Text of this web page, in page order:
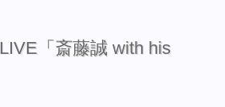
「斎藤誠 with his